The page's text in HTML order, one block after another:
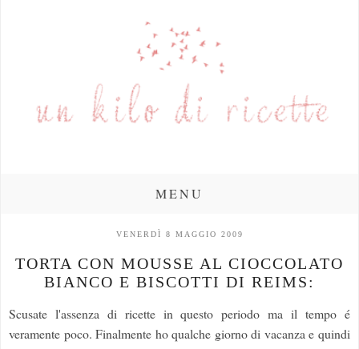
MENU
VENERDÌ 8 MAGGIO 2009
TORTA CON MOUSSE AL CIOCCOLATO
BIANCO E BISCOTTI DI REIMS:
Scusate l'assenza di ricette in questo periodo ma il tempo é
veramente poco. Finalmente ho qualche giorno di vacanza e quindi